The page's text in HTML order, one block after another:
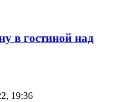
в гостиной над
19:36